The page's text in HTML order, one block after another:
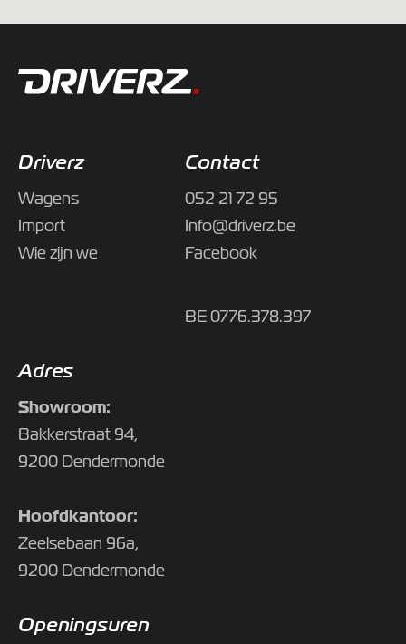
Driverz
Wagens
Import
Wie zijn we
Contact
052 21 72 95
Info@driverz.be
Facebook
BE 0776.378.397
Adres
Showroom:
Bakkerstraat 94,
9200 Dendermonde
Hoofdkantoor:
Zeelsebaan 96a,
9200 Dendermonde
Openingsuren